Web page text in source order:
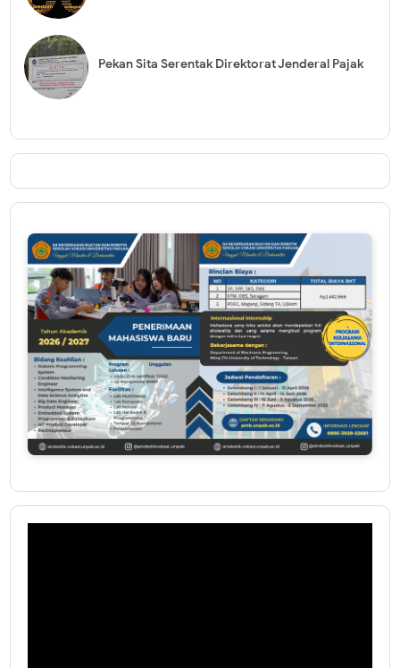
Pekan Sita Serentak Direktorat Jenderal Pajak